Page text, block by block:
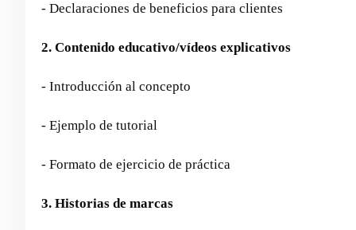
- Declaraciones de beneficios para clientes
2. Contenido educativo/vídeos explicativos
- Introducción al concepto
- Ejemplo de tutorial
- Formato de ejercicio de práctica
3. Historias de marcas